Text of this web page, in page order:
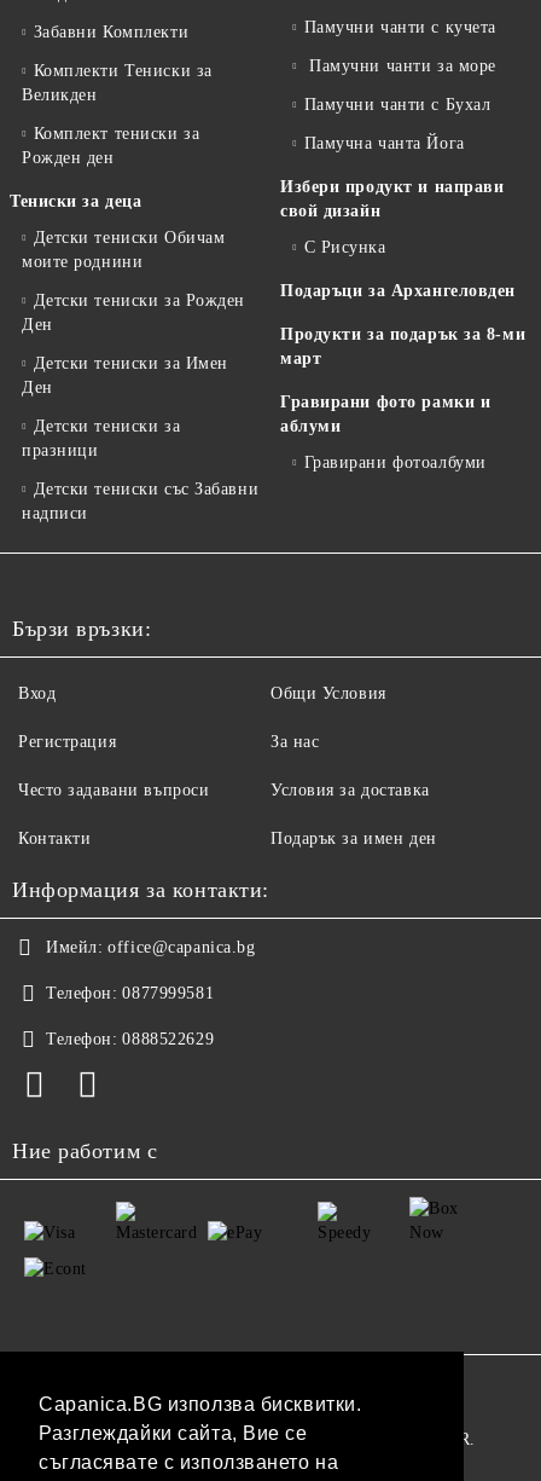
Capanica.BG използва бисквитки.
Разглеждайки сайта, Вие се
съгласявате с използването на
Забавни Комплекти
Комплекти Тениски за
Великден
Комплект тениски за
Рожден ден
Тениски за деца
Детски тениски Обичам
моите роднини
Детски тениски за Рожден
Ден
Детски тениски за Имен
Ден
Детски тениски за
празници
Детски тениски със Забавни
надписи
Памучни чанти с кучета
Памучни чанти за море
Памучни чанти с Бухал
Памучна чанта Йога
Избери продукт и направи
свой дизайн
С Рисунка
Подаръци за Архангеловден
Продукти за подарък за 8-ми
март
Гравирани фото рамки и
аблуми
Гравирани фотоалбуми
Бързи връзки:
Вход
Регистрация
Често задавани въпроси
Контакти
Общи Условия
За нас
Условия за доставка
Подарък за имен ден
Информация за контакти:
Имейл: office@capanica.bg
Телефон: 0877999581
Телефон: 0888522629
Ние работим с
Нашият онлайн магазин е 100% съобразен с GDPR.